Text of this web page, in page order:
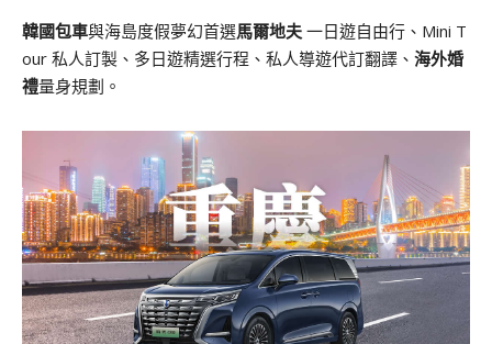
韓國包車與海島度假夢幻首選馬爾地夫 一日遊自由行、Mini T
our 私人訂製、多日遊精選行程、私人導遊代訂翻譯、 海外婚
禮量身規劃。